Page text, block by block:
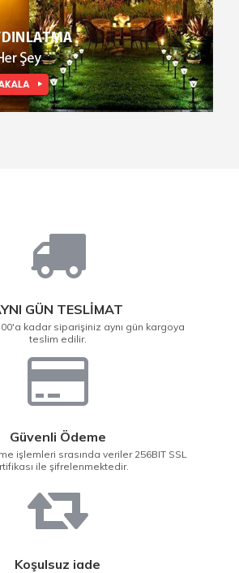
GÜN TESLİMAT
kadar siparişiniz aynı gün kargoya
teslim edilir.
Güvenli Ödeme
işlemleri srasında veriler 256BIT SSL
ile şifrelenmektedir.
Koşulsuz iade